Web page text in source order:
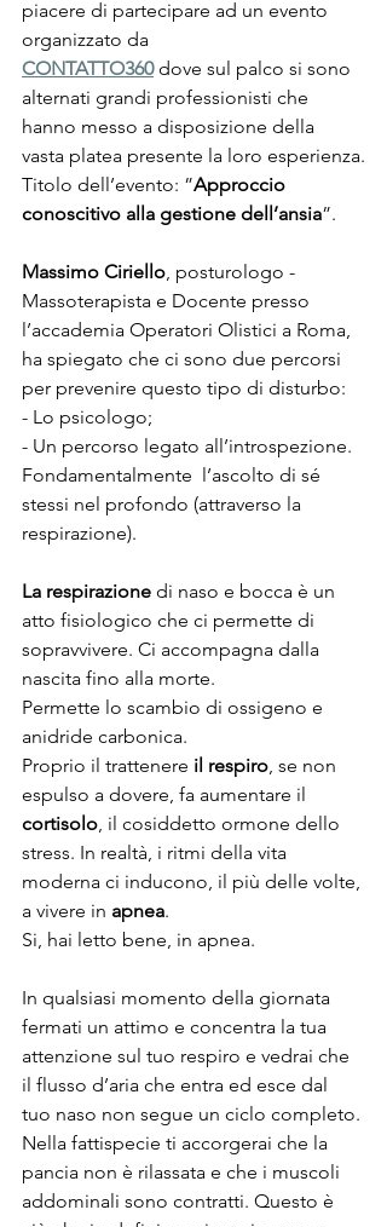
piacere di partecipare ad un evento
organizzato da
CONTATTO360 dove sul palco si sono
alternati grandi professionisti che
hanno messo a disposizione della
vasta platea presente la loro esperienza.
Titolo dell’evento: ”Approccio
conoscitivo alla gestione dell’ansia”.
Massimo Ciriello , posturologo -
Massoterapista e Docente presso
l’accademia Operatori Olistici a Roma,
ha spiegato che ci sono due percorsi
per prevenire questo tipo di disturbo:
- Lo psicologo;
- Un percorso legato all’introspezione.
Fondamentalmente  l’ascolto di sé
stessi nel profondo (attraverso la
respirazione).
La respirazione di naso e bocca è un
atto fisiologico che ci permette di
sopravvivere. Ci accompagna dalla
nascita fino alla morte.
Permette lo scambio di ossigeno e
anidride carbonica.
Proprio il trattenere il respiro , se non
espulso a dovere, fa aumentare il
cortisolo , il cosiddetto ormone dello
stress. In realtà, i ritmi della vita
moderna ci inducono, il più delle volte,
a vivere in apnea.
Si, hai letto bene, in apnea.
In qualsiasi momento della giornata
fermati un attimo e concentra la tua
attenzione sul tuo respiro e vedrai che
il flusso d’aria che entra ed esce dal
tuo naso non segue un ciclo completo.
Nella fattispecie ti accorgerai che la
pancia non è rilassata e che i muscoli
addominali sono contratti. Questo è